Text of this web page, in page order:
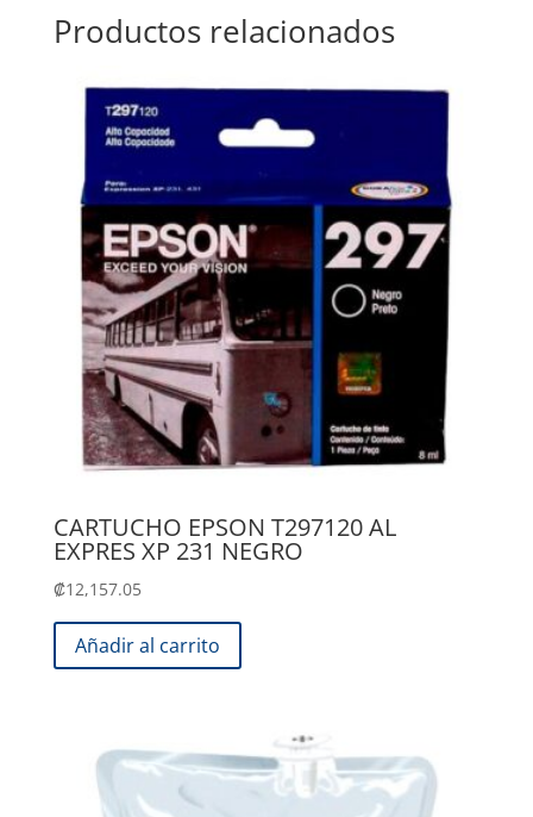
Productos relacionados
CARTUCHO EPSON T297120 AL
EXPRES XP 231 NEGRO
₡12,157.05
Añadir al carrito